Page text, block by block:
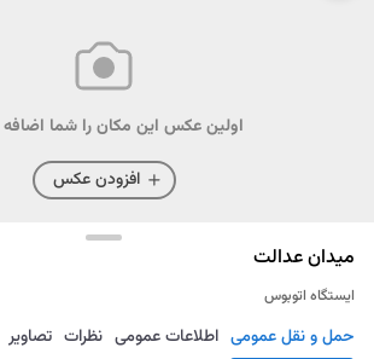
اولین عکس این مکان را شما اضافه
افزودن عکس
میدان عدالت
ایستگاه اتوبوس
مسیریابی ذخیره ارسال حمل و نقل عمومی اطلاعات عمومی نظرات تصاویر